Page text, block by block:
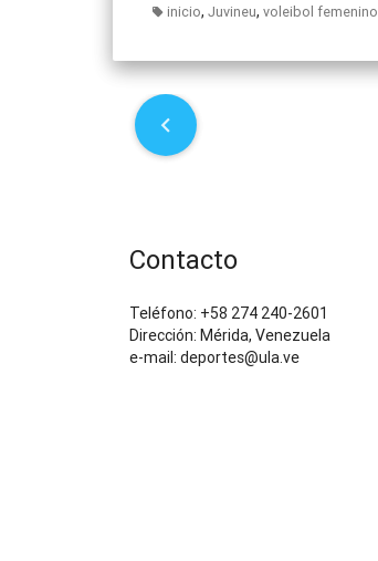
inicio, Juvineu, voleibol femenino
P
n
a
Contacto
Teléfono: +58 274 240-2601
Dirección: Mérida, Venezuela
e-mail: deportes@ula.ve